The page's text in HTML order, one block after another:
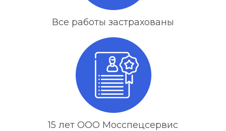
Все работы застрахованы
15 лет ООО Мосспецсервис